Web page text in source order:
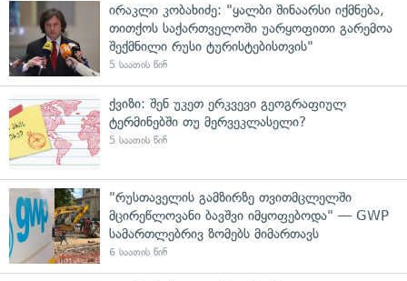
ირაკლი კობახიძე: "ყალბი შინაარსი იქმნება,
თითქოს საქართველოში უარყოფითი გარემოა
შექმნილი რუსი ტურისტებისთვის"
5 საათის წინ
ქვიზი: შენ უკეთ ერკვევი გეოგრაფიულ
ტერმინებში თუ მერვეკლასელი?
5 საათის წინ
"რუსთაველის გამზირზე თვითმცლელში
მცირეწლოვანი ბავშვი იმყოფებოდა" — GWP
სამართლებრივ ზომებს მიმართავს
6 საათის წინ